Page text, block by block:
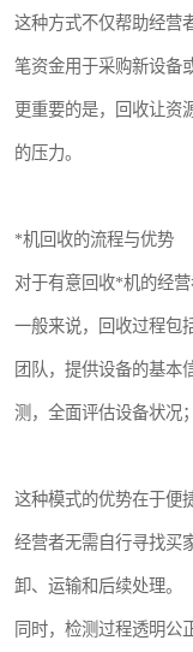
这种方式不仅帮助经营
笔资金用于采购新设备
更重要的是，回收让资
的压力。
*机回收的流程与优势
对于有意回收*机的经
一般来说，回收过程包
团队，提供设备的基本
测，全面评估设备状况
这种模式的优势在于便
经营者无需自行寻找买
卸、运输和后续处理。
同时，检测过程透明公